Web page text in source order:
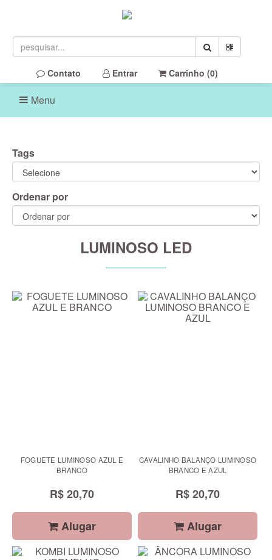
Contato Entrar Carrinho (0)
Menu
Tags
Ordenar por
LUMINOSO LED
FOGUETE LUMINOSO AZUL E
BRANCO
R$ 20,70
Alugar
CAVALINHO BALANÇO LUMINOSO
BRANCO E AZUL
R$ 20,70
Alugar